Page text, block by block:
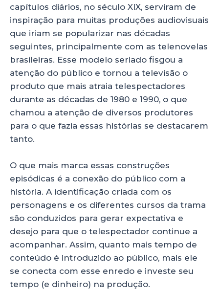
capítulos diários, no século XIX, serviram de
inspiração para muitas produções audiovisuais
que iriam se popularizar nas décadas
seguintes, principalmente com as telenovelas
brasileiras. Esse modelo seriado fisgou a
atenção do público e tornou a televisão o
produto que mais atraia telespectadores
durante as décadas de 1980 e 1990, o que
chamou a atenção de diversos produtores
para o que fazia essas histórias se destacarem
tanto.
O que mais marca essas construções
episódicas é a conexão do público com a
história. A identificação criada com os
personagens e os diferentes cursos da trama
são conduzidos para gerar expectativa e
desejo para que o telespectador continue a
acompanhar. Assim, quanto mais tempo de
conteúdo é introduzido ao público, mais ele
se conecta com esse enredo e investe seu
tempo (e dinheiro) na produção.